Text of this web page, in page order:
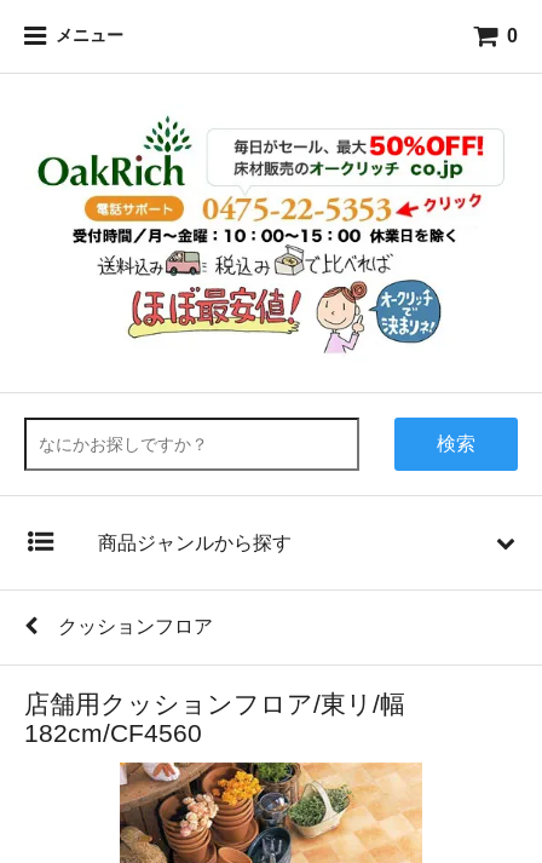
メニュー 0
検索
商品ジャンルから探す
クッションフロア
店舗用クッションフロア/東リ/幅
182cm/CF4560